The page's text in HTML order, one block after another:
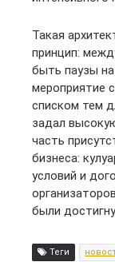
Такая
принцип:
быть паузы
мероприятие
списком тем
задал
часть
бизнеса:
условий и
были
Теги